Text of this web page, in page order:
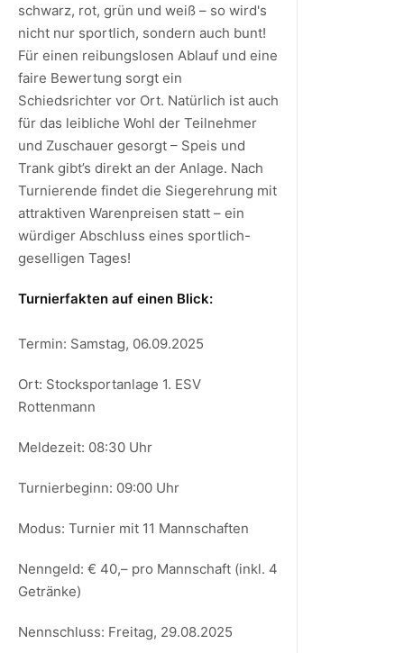
schwarz, rot, grün und weiß – so wird's
nicht nur sportlich, sondern auch bunt!
Für einen reibungslosen Ablauf und eine
faire Bewertung sorgt ein
Schiedsrichter vor Ort. Natürlich ist auch
für das leibliche Wohl der Teilnehmer
und Zuschauer gesorgt – Speis und
Trank gibt’s direkt an der Anlage. Nach
Turnierende findet die Siegerehrung mit
attraktiven Warenpreisen statt – ein
würdiger Abschluss eines sportlich-
geselligen Tages!
Turnierfakten auf einen Blick:
Termin: Samstag, 06.09.2025
Ort: Stocksportanlage 1. ESV
Rottenmann
Meldezeit: 08:30 Uhr
Turnierbeginn: 09:00 Uhr
Modus: Turnier mit 11 Mannschaften
Nenngeld: € 40,– pro Mannschaft (inkl. 4
Getränke)
Nennschluss: Freitag, 29.08.2025